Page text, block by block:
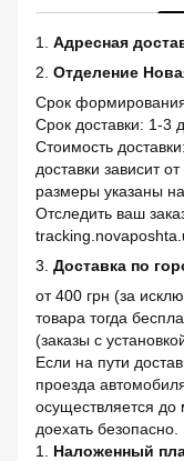
1. Адресная
2. Отделение
Срок формирования
Срок доставки: 1-3
Стоимость
доставки зависит
размеры указаны на
Отследить ваш
3. Доставка по
от 400 грн (за
товара тогда
(заказы с
Если на пути
проезда
осуществляется до
доехать безопасно.
1. Наложенный